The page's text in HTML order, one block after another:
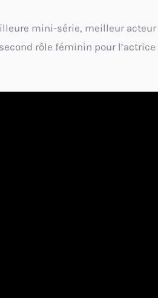
mini-série, meilleur acteur
rôle féminin pour l’actrice